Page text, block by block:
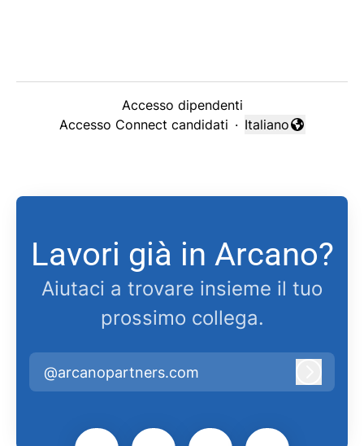
Accesso dipendenti
Accesso Connect candidati ·
Cambia lingua
Italiano
Lavori già in Arcano?
Aiutaci a trovare insieme il tuo
prossimo collega.
@arcanopartners.com